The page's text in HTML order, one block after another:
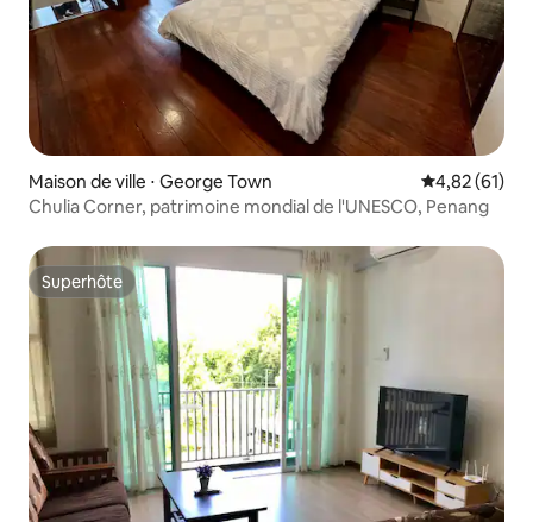
Maison de ville ⋅ George Town Évaluation
4,82 (61)
Chulia Corner, patrimoine mondial de l'UNESCO, Penang
Superhôte
Superhôte